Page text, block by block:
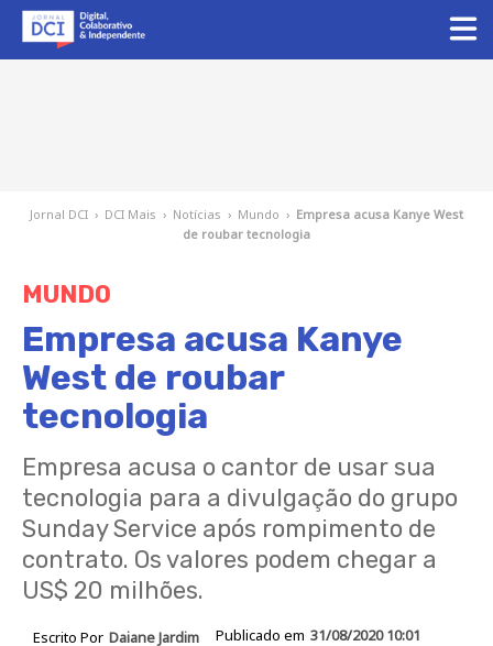
Jornal DCI › DCI Mais › Notícias › Mundo › Empresa acusa Kanye West
de roubar tecnologia
MUNDO
Empresa acusa Kanye
West de roubar
tecnologia
Empresa acusa o cantor de usar sua
tecnologia para a divulgação do grupo
Sunday Service após rompimento de
contrato. Os valores podem chegar a
US$ 20 milhões.
Escrito Por Daiane Jardim Publicado em 31/08/2020 10:01